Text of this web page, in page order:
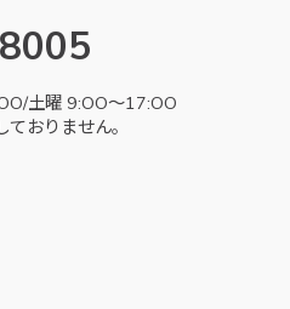
土曜 9:OO～17:OO
おりません。